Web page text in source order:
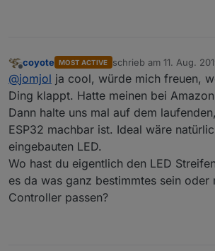
Offline
coyote MOST ACTIVE schrieb am 11. Aug.
zuletzt editiert von
@jomjol ja cool, würde mich freuen,
Ding klappt. Hatte meinen bei
Dann halte uns mal auf dem
ESP32 machbar ist. Ideal wäre
eingebauten LED.
Wo hast du eigentlich den LED
es da was ganz bestimmtes sein oder
Controller passen?